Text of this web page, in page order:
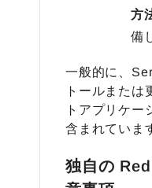
方
備
一般的に、
トールまた
トアプリケ
含まれていま
独自の